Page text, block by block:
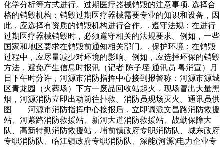
化学分析等方式进行。过期医疗器械销毁的注意事项. 选择合
格的销毁机构：销毁过期医疗器械需要专业的知识和设备，因
此，应选择有资质的销毁机构进行合作。. 遵守法规：在进行
过期医疗器械销毁时，必须遵守相关的法规要求。例如，一些
国家和地区要求在销毁前通知相关部门。. 保护环境：在销毁
过程中，应尽量减少对环境的影响。例如，应选择环保的销毁
方法，避免产生信息时报讯（记者 陈子垤 通讯员 粤消宣）月
日下午时分许，河源市消防指挥中心接到报警称：河源市源城
区青龙园（火葬场）下方一废品回收站起火，现场冒出大量黑
烟，河源消防立即出动前往扑救。消防员现场灭火。通讯员供
图 河源市消防指挥中心接报后，立即调派文昌路消防救援
站、河紫路消防救援站、新河大道消防救援站、战勤保障大
队、高新特勤消防救援站，埔前镇政府专职消防队、城东政府
专职消防队、临江镇政府专职消防队、深能(河源)电力企业专